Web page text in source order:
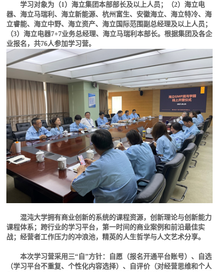
学习对象为（1）海立集团本部部长及以上人员；（2）海立电
器、海立马瑞利、海立新能源、杭州富生、安徽海立、海立特冷、海
立睿能、海立中野、海立资产、海立国际范围副总经理及以上人员；
（3）海立电器7+7业务总经理、海立马瑞利本部长。根据集团及各企
业报名，共76人参加学习营。
混沌大学拥有商业创新的系统的课程资源，创新理论与创新能力
课程体系；跨行业的学习平台，第一时间的商业案例和前沿最佳实
战；经营者工作压力的冲浪池，精英的人生哲学与人文艺术分享。
本次学习营采用三“自”方针：自愿（报名开通平台账号）、自选
（学习平台不重复、个性化内容选择）、自评价（对经营思维和个人